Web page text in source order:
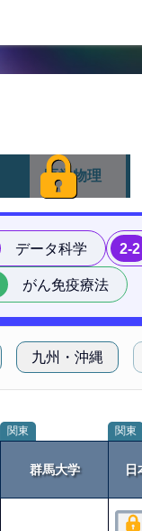
医学物理
データ科学 2-2
がん免疫療法
九州・沖縄
関東
群馬大学
関東
日